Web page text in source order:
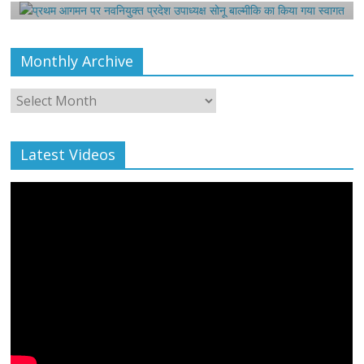
Monthly Archive
Monthly
Archive
Latest Videos